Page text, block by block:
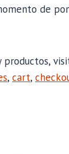
de
productos,
, cart,